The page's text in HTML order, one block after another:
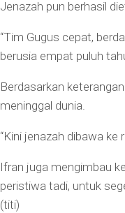
Jenazah pun berhasil
“Tim Gugus cepat,
berusia empat puluh
Berdasarkan
meninggal dunia.
“Kini jenazah dibawa
Ifran juga mengimbau
peristiwa tadi, untuk
(titi)